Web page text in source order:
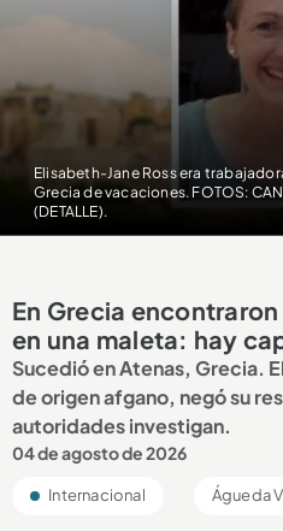
Elisabeth-Jane Ross era
Grecia de vacaciones. FOTOS:
(DETALLE).
En Grecia
en una maleta: hay
Sucedió en Atenas, Grecia.
de origen afgano, negó su
autoridades investigan.
04 de agosto de 2026
Internacional Águeda